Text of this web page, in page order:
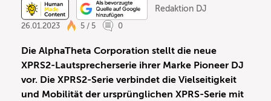
Redaktion DJ
26.01.2023
5 / 5 0
Die AlphaTheta Corporation stellt die neue
XPRS2-Lautsprecherserie ihrer Marke Pioneer DJ
vor. Die XPRS2-Serie verbindet die Vielseitigkeit
und Mobilität der ursprünglichen XPRS-Serie mit